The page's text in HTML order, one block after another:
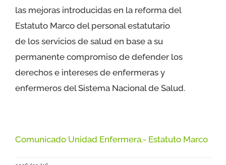
las mejoras introducidas en la reforma del
Estatuto Marco del personal estatutario
de los servicios de salud en base a su
permanente compromiso de defender los
derechos e intereses de enfermeras y
enfermeros del Sistema Nacional de Salud.
Comunicado Unidad Enfermera.- Estatuto Marco